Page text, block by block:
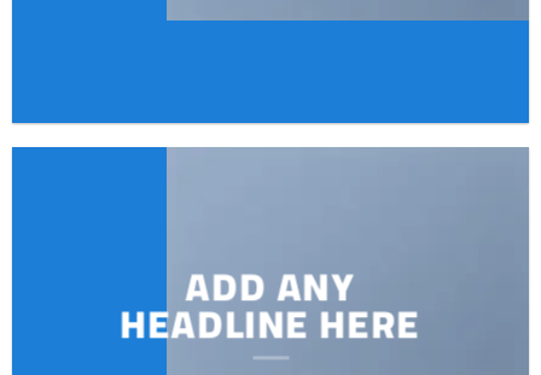
ADD ANY
HEADLINE HERE